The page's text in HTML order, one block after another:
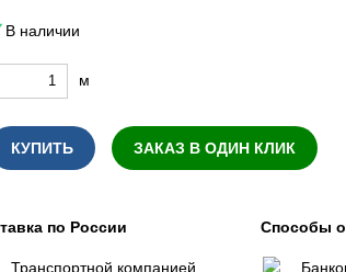
В наличии
м
КУПИТЬ ЗАКАЗ В ОДИН КЛИК
по России
Транспортной компанией
Способы